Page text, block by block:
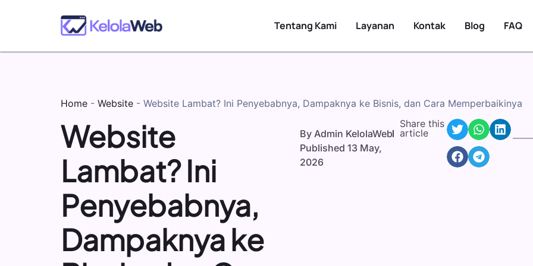
Tentang Kami Layanan Kontak Blog FAQ
Home - Website - Website Lambat? Ini Penyebabnya, Dampaknya ke Bisnis, dan Cara Memperbaikinya
Website
Lambat? Ini
Penyebabnya,
Dampaknya ke
ByAdmin KelolaWeb
Published 13 May,
2026
Share this
article